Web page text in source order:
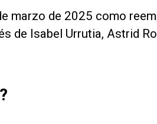
marzo de 2025 como
de Isabel Urrutia, Astrid